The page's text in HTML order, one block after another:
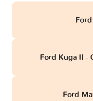
Ford Kuga II -
Ford